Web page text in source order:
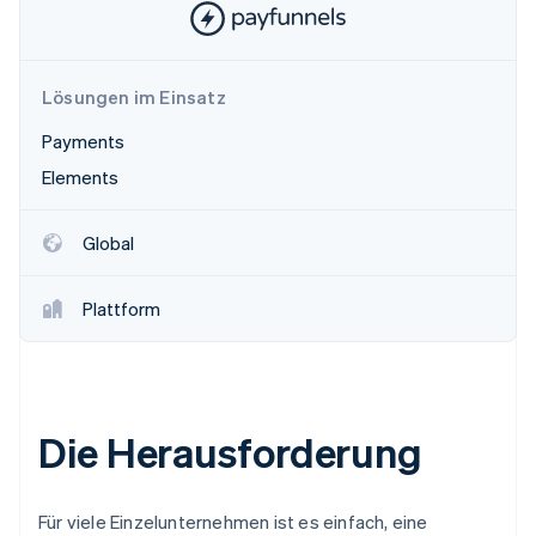
Betrugsprävention
Climate
Online-Identitätsprüfung
Erfahren Sie, wie Stripe Lösungen für die
Ecosystem
Stripe App-Marktplatz
Lösungen im Einsatz
Payments
Elements
Global
Plattform
Die Herausforderung
Für viele Einzelunternehmen ist es einfach, eine